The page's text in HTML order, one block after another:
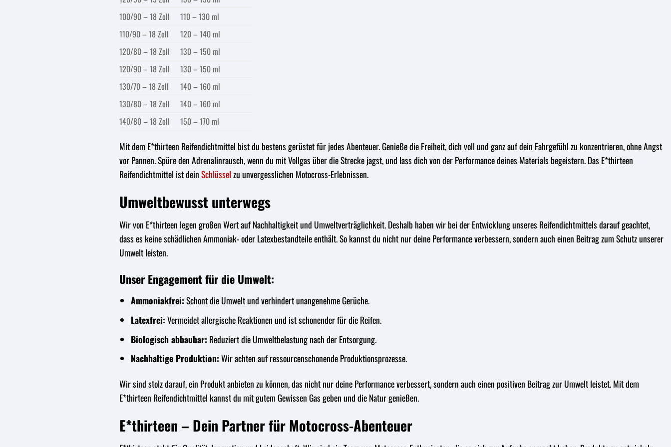
100/90 – 18 Zoll
110 – 130 ml
110/90 – 18 Zoll
120 – 140 ml
120/80 – 18 Zoll
130 – 150 ml
120/90 – 18 Zoll
130 – 150 ml
130/70 – 18 Zoll
140 – 160 ml
130/80 – 18 Zoll
140 – 160 ml
140/80 – 18 Zoll
150 – 170 ml
Mit dem E*thirteen Reifendichtmittel bist du bestens gerüstet für jedes Abenteuer. Genieße die Freiheit, dich voll und ganz auf dein Fahrgefühl zu konzentrieren, ohne Angst
vor Pannen. Spüre den Adrenalinrausch, wenn du mit Vollgas über die Strecke jagst, und lass dich von der Performance deines Materials begeistern. Das E*thirteen
Reifendichtmittel ist deinSchlüsselzu unvergesslichen Motocross-Erlebnissen.
Umweltbewusst unterwegs
Wir von E*thirteen legen großen Wert auf Nachhaltigkeit und Umweltverträglichkeit. Deshalb haben wir bei der Entwicklung unseres Reifendichtmittels darauf geachtet,
dass es keine schädlichen Ammoniak- oder Latexbestandteile enthält. So kannst du nicht nur deine Performance verbessern, sondern auch einen Beitrag zum Schutz unserer
Umwelt leisten.
Unser Engagement für die Umwelt:
Ammoniakfrei:Schont die Umwelt und verhindert unangenehme Gerüche.
Latexfrei:Vermeidet allergische Reaktionen und ist schonender für die Reifen.
Biologisch abbaubar: Reduziert die Umweltbelastung nach der Entsorgung.
Nachhaltige Produktion:Wir achten auf ressourcenschonende Produktionsprozesse.
Wir sind stolz darauf, ein Produkt anbieten zu können, das nicht nur deine Performance verbessert, sondern auch einen positiven Beitrag zur Umwelt leistet. Mit dem
E*thirteen Reifendichtmittel kannst du mit gutem Gewissen Gas geben und die Natur genießen.
E*thirteen – Dein Partner für Motocross-Abenteuer